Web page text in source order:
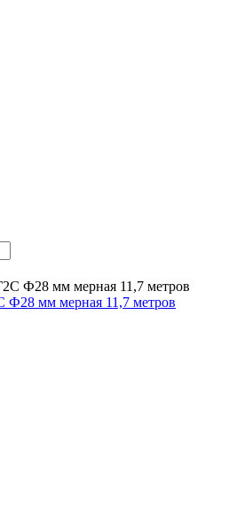
мм мерная 11,7 метров